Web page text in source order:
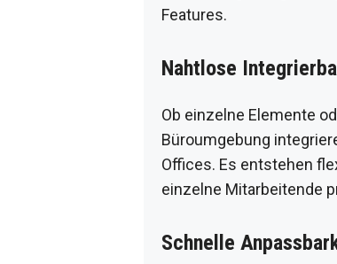
Features.
Nahtlose
Ob einzelne Elemente
Büroumgebung
Offices. Es entstehen
einzelne Mitarbeitende
Schnelle